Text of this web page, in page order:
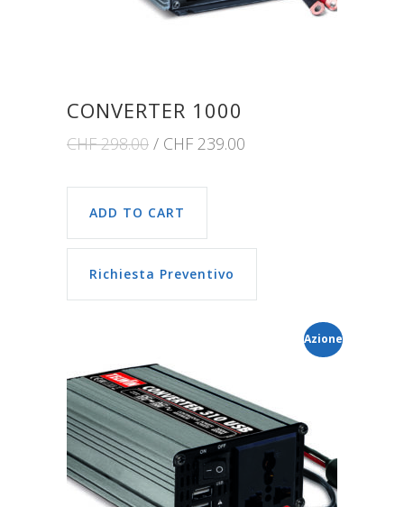
CONVERTER 1000
CHF298.00 CHF 239.00
ADD TO CART
Richiesta Preventivo
Azione